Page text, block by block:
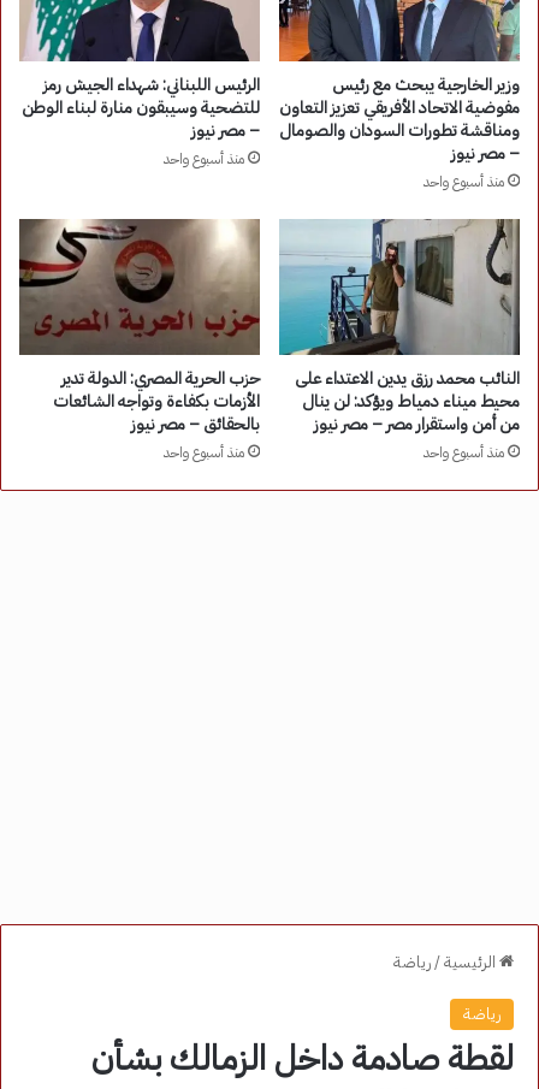
وزير الخارجية يبحث مع رئيس
مفوضية الاتحاد الأفريقي تعزيز التعاون
ومناقشة تطورات السودان والصومال
– مصر نيوز
منذ أسبوع واحد
الرئيس اللبناني: شهداء الجيش رمز
للتضحية وسيبقون منارة لبناء الوطن
– مصر نيوز
منذ أسبوع واحد
النائب محمد رزق يدين الاعتداء على
محيط ميناء دمياط ويؤكد: لن ينال
من أمن واستقرار مصر – مصر نيوز
منذ أسبوع واحد
حزب الحرية المصري: الدولة تدير
الأزمات بكفاءة وتواجه الشائعات
بالحقائق – مصر نيوز
منذ أسبوع واحد